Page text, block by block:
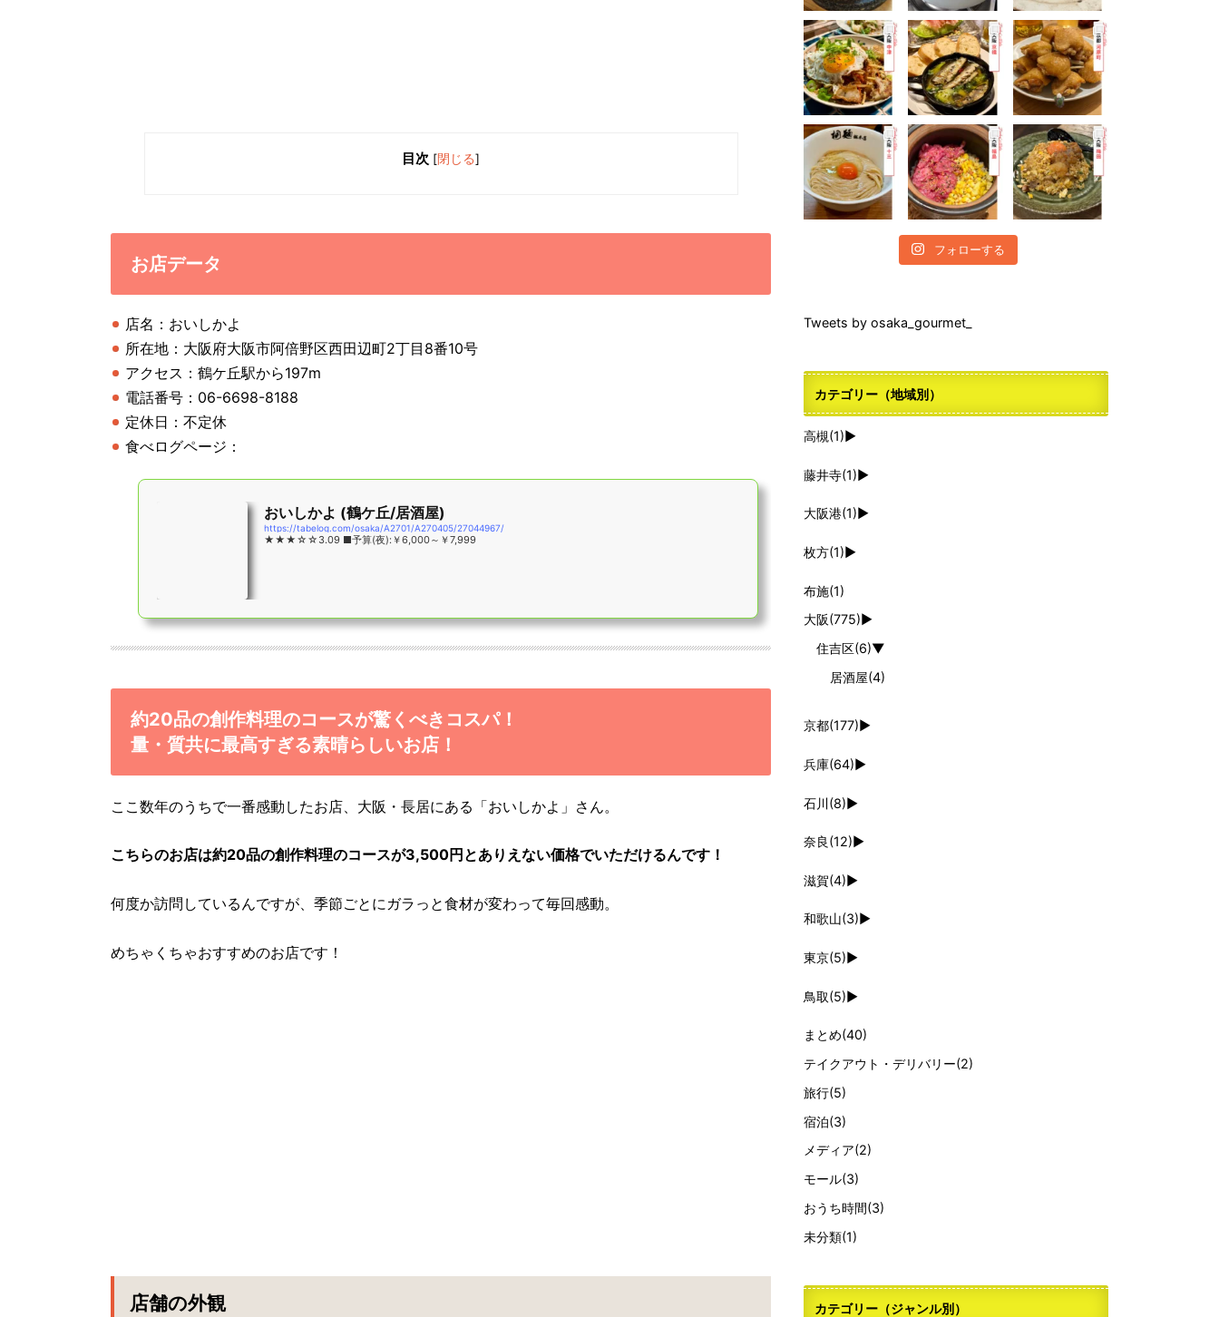
目次 [閉じる]
お店データ
店名：おいしかよ
所在地：大阪府大阪市阿倍野区西田辺町2丁目8番10号
アクセス：鶴ケ丘駅から197m
電話番号：06-6698-8188
定休日：不定休
食べログページ：
おいしかよ (鶴ケ丘/居酒屋)
https://tabelog.com/osaka/A2701/A270405/27044967/
★★★☆☆3.09 ■予算(夜):￥6,000～￥7,999
約20品の創作料理のコースが驚くべきコスパ！
量・質共に最高すぎる素晴らしいお店！
ここ数年のうちで一番感動したお店、大阪・長居にある「おいしかよ」さん。
こちらのお店は約20品の創作料理のコースが3,500円とありえない価格でいただけるんです！
何度か訪問しているんですが、季節ごとにガラっと食材が変わって毎回感動。
めちゃくちゃおすすめのお店です！
店舗の外観
フォローする
Tweets by osaka_gourmet_
カテゴリー（地域別）
高槻(1)►
藤井寺(1)►
大阪港(1) ►
枚方(1)►
布施(1)
大阪(775) ►
住吉区(6)▼
居酒屋(4)
京都(177)►
兵庫(64)►
石川(8)►
奈良(12)►
滋賀(4)►
和歌山(3)►
東京(5)►
鳥取(5)►
まとめ(40)
テイクアウト・デリバリー(2)
旅行(5)
宿泊(3)
メディア(2)
モール(3)
おうち時間(3)
未分類(1)
カテゴリー（ジャンル別）